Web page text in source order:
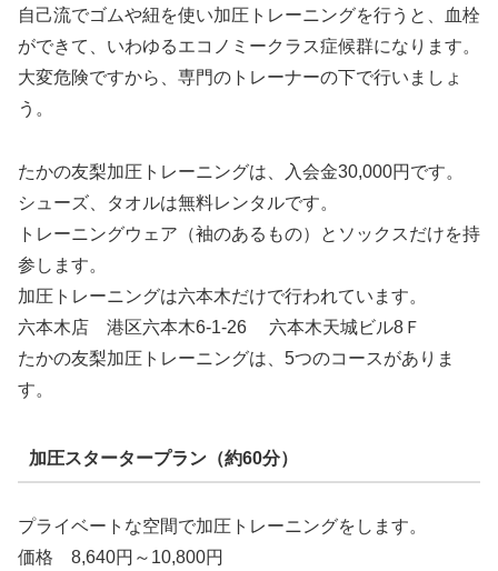
自己流でゴムや紐を使い加圧トレーニングを行うと、血栓
ができて、いわゆるエコノミークラス症候群になります。
大変危険ですから、専門のトレーナーの下で行いましょ
う。
たかの友梨加圧トレーニングは、入会金30,000円です。
シューズ、タオルは無料レンタルです。
トレーニングウェア（袖のあるもの）とソックスだけを持
参します。
加圧トレーニングは六本木だけで行われています。
六本木店 港区六本木6-1-26 六本木天城ビル8Ｆ
たかの友梨加圧トレーニングは、5つのコースがありま
す。
加圧スタータープラン（約60分）
プライベートな空間で加圧トレーニングをします。
価格 8,640円～10,800円